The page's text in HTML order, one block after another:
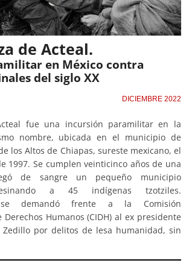
de Acteal.
en México contra
del siglo XX
DICIEMBRE 2022
fue una incursión paramilitar en la
nombre, ubicada en el municipio de
los Altos de Chiapas, sureste mexicano, el
1997. Se cumplen veinticinco años de una
de sangre un pequeño municipio
a 45 indígenas tzotziles.
se demandó frente a la Comisión
Humanos (CIDH) al ex presidente
Zedillo por delitos de lesa humanidad, sin